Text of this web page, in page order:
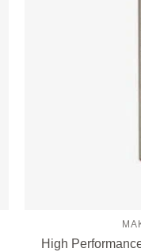
High